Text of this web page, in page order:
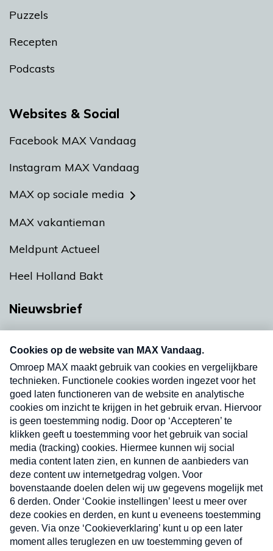
Puzzels
Recepten
Podcasts
Websites & Social
Facebook MAX Vandaag
Instagram MAX Vandaag
MAX op sociale media
MAX vakantieman
Meldpunt Actueel
Heel Holland Bakt
Nieuwsbrief
nieuwsbrief. Elke vrijdag- en dinsdagochtend in
uw mailbox.
Verzend
Nieuwsbrief
Neem hier een gratis abonnement op onze